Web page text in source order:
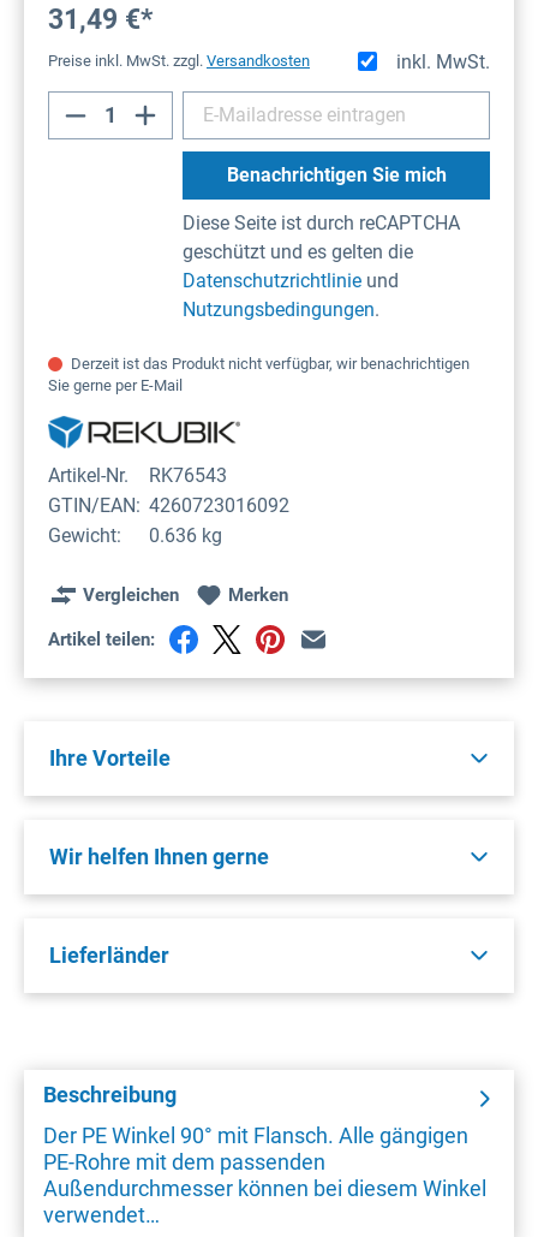
31,49 €*
inkl. MwSt.
Preise inkl. MwSt. zzgl. Versandkosten
Benachrichtigen Sie mich
Diese Seite ist durch reCAPTCHA
geschützt und es gelten die
Datenschutzrichtlinie und
Nutzungsbedingungen.
Derzeit ist das Produkt nicht verfügbar, wir benachrichtigen
Sie gerne per E-Mail
Artikel-Nr.
RK76543
GTIN/EAN: 4260723016092
Gewicht:
0.636 kg
Vergleichen Merken
Artikel teilen:
Ihre Vorteile
Wir helfen Ihnen gerne
Lieferländer
Beschreibung
Der PE Winkel 90° mit Flansch. Alle gängigen
PE-Rohre mit dem passenden
Außendurchmesser können bei diesem Winkel
verwendet…